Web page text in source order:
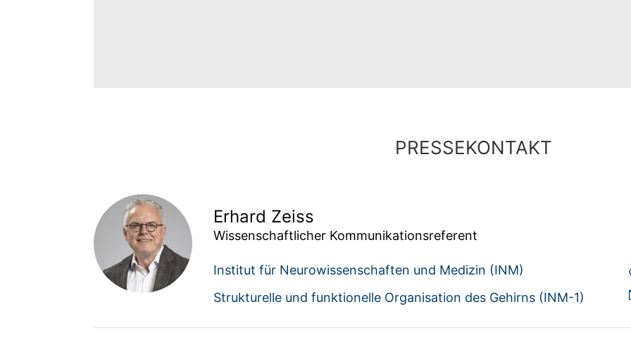
PRESSEKONTAKT
Erhard Zeiss
Wissenschaftlicher Kommunikationsreferent
Institut für Neurowissenschaften und Medizin (INM)
Strukturelle und funktionelle Organisation des Gehirns (INM-1)